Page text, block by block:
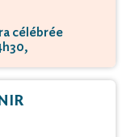
célébrée